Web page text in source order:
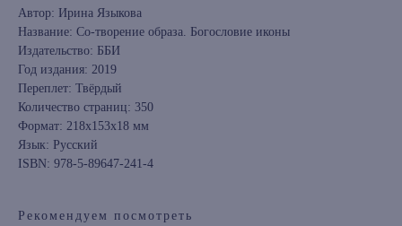
Автор: Ирина Языкова
Название: Со-творение образа. Богословие иконы
Издательство: ББИ
Год издания: 2019
Переплет: Твёрдый
Количество страниц: 350
Формат: 218x153x18 мм
Язык: Русский
ISBN: 978-5-89647-241-4
Рекомендуем посмотреть